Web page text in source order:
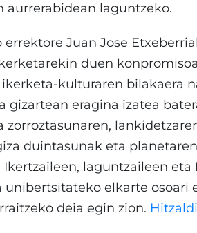
aurrerabidean laguntzeko.
Juan Jose
duen
kulturaren bilakaera
gizartean eragina izatea
zorroztasunaren,
duintasunak eta
laguntzaileen eta
unibertsitateko elkarte osoari
deia egin zion.